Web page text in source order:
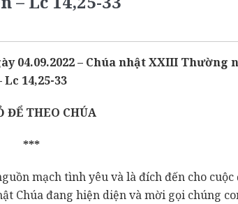
04.09.2022 – Chúa nhật XXIII Thường
Lc 14,25-33
ĐỂ THEO CHÚA
***
mạch tình yêu và là đích đến cho cuộc
Chúa đang hiện diện và mời gọi chúng